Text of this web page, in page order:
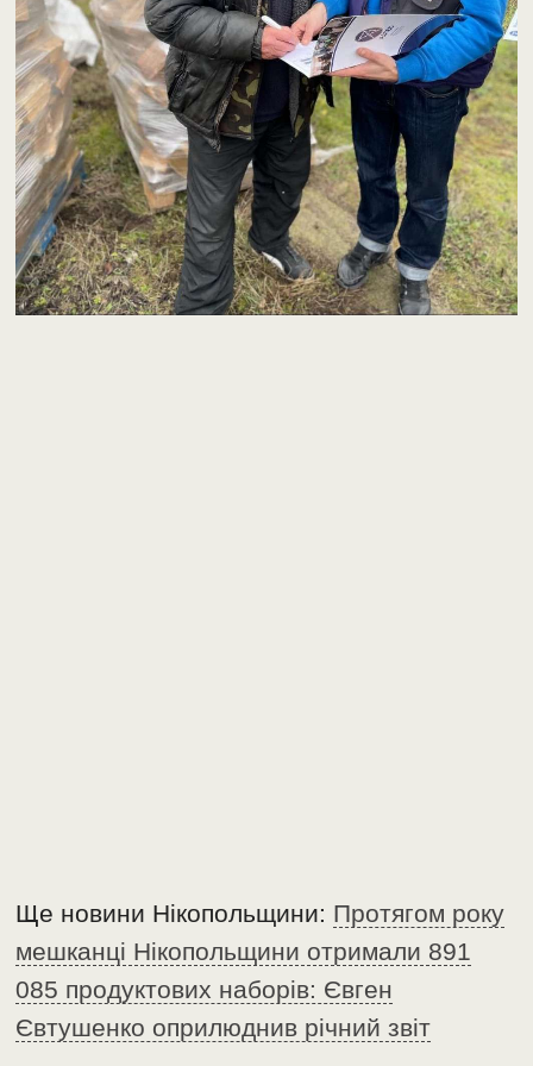
Ще новини Нікопольщини: Протягом року
мешканці Нікопольщини отримали 891
085 продуктових наборів: Євген
Євтушенко оприлюднив річний звіт